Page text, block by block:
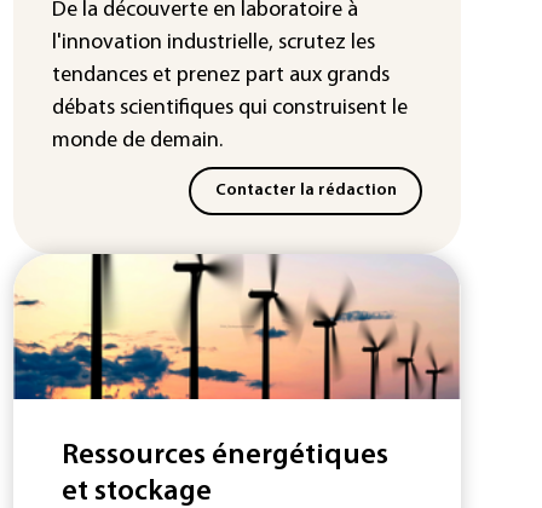
chaleur dans les prochains jours en
France
De la découverte en laboratoire à
l'innovation industrielle, scrutez les
tendances et prenez part aux grands
débats scientifiques qui construisent le
monde de demain.
Contacter la rédaction
Ressources énergétiques
et stockage